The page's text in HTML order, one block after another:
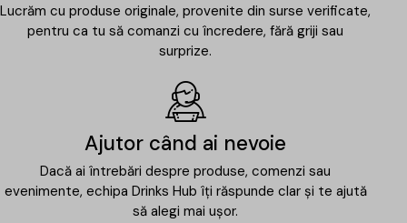
Lucrăm cu produse originale, provenite din surse verificate,
pentru ca tu să comanzi cu încredere, fără griji sau
surprize.
Ajutor când ai nevoie
Dacă ai întrebări despre produse, comenzi sau
evenimente, echipa Drinks Hub îți răspunde clar și te ajută
să alegi mai ușor.